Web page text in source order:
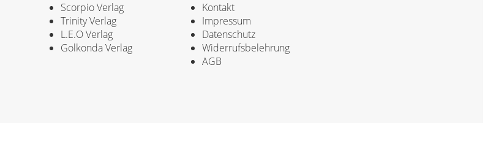
Scorpio Verlag
Trinity Verlag
L.E.O Verlag
Golkonda Verlag
Kontakt
Impressum
Datenschutz
Widerrufsbelehrung
AGB